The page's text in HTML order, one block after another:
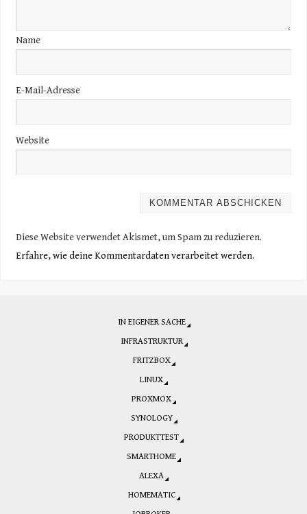
Name
E-Mail-Adresse
Website
Diese Website verwendet Akismet, um Spam zu reduzieren.
Erfahre, wie deine Kommentardaten verarbeitet werden.
IN EIGENER SACHE
INFRASTRUKTUR
FRITZBOX
LINUX
PROXMOX
SYNOLOGY
PRODUKTTEST
SMARTHOME
ALEXA
HOMEMATIC